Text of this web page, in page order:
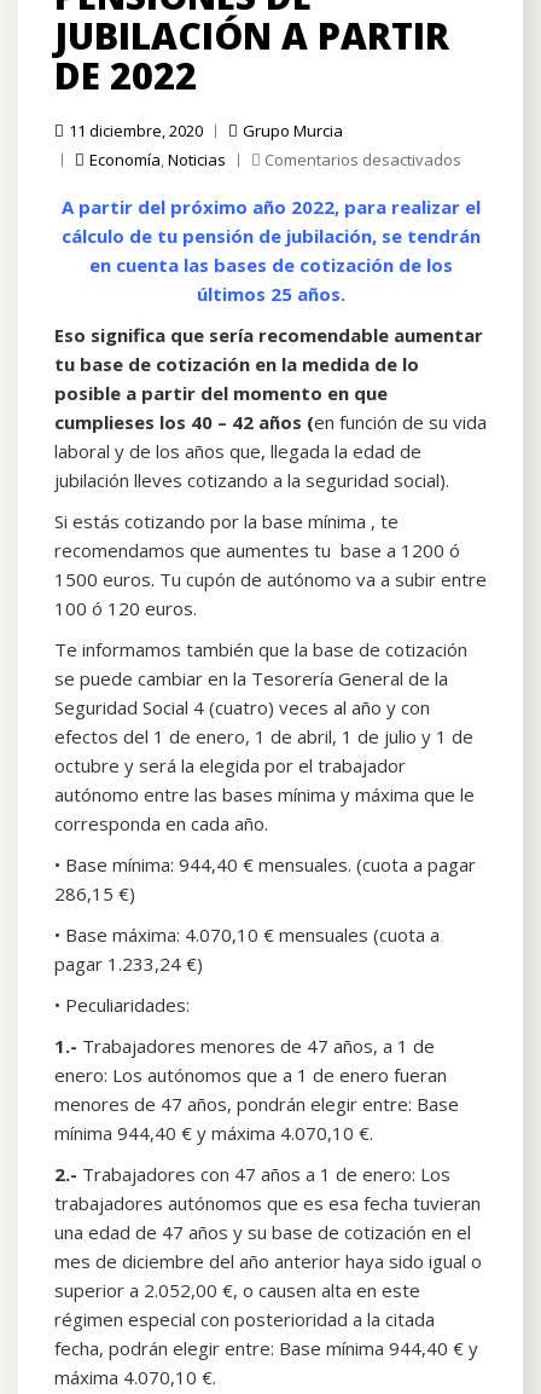
JUBILACIÓN A PARTIR
DE 2022
11 diciembre, 2020
Grupo Murcia
Economía,Noticias Comentarios desactivados
de
pensiones
partir
A partir del próximo año 2022, para realizar el
cálculo de tu pensión de jubilación, se tendrán
en cuenta las bases de cotización de los
últimos 25 años.
Eso significa que sería recomendable aumentar
tu base de cotización en la medida de lo
posible a partir del momento en que
cumplieses los 40 – 42 años (en función de su vida
laboral y de los años que, llegada la edad de
jubilación lleves cotizando a la seguridad social).
Si estás cotizando por la base mínima , te
recomendamos que aumentes tu base a 1200 ó
1500 euros. Tu cupón de autónomo va a subir entre
100 ó 120 euros.
Te informamos también que la base de cotización
se puede cambiar en la Tesorería General de la
Seguridad Social 4 (cuatro) veces al año y con
efectos del 1 de enero, 1 de abril, 1 de julio y 1 de
octubre y será la elegida por el trabajador
autónomo entre las bases mínima y máxima que le
corresponda en cada año.
• Base mínima: 944,40 € mensuales. (cuota a pagar
286,15 €)
• Base máxima: 4.070,10 € mensuales (cuota a
pagar 1.233,24 €)
• Peculiaridades:
1.- Trabajadores menores de 47 años, a 1 de
enero: Los autónomos que a 1 de enero fueran
menores de 47 años, pondrán elegir entre: Base
mínima 944,40 € y máxima 4.070,10 €.
2.- Trabajadores con 47 años a 1 de enero: Los
trabajadores autónomos que es esa fecha tuvieran
una edad de 47 años y su base de cotización en el
mes de diciembre del año anterior haya sido igual o
superior a 2.052,00 €, o causen alta en este
régimen especial con posterioridad a la citada
fecha, podrán elegir entre: Base mínima 944,40 € y
máxima 4.070,10 €.